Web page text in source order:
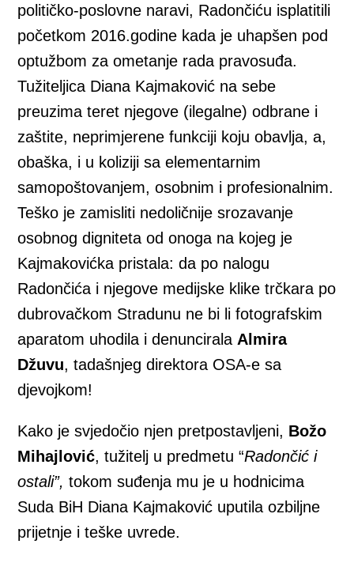
političko-poslovne naravi, Radončiću isplatitili
početkom 2016.godine kada je uhapšen pod
optužbom za ometanje rada pravosuđa.
Tužiteljica Diana Kajmaković na sebe
preuzima teret njegove (ilegalne) odbrane i
zaštite, neprimjerene funkciji koju obavlja, a,
obaška, i u koliziji sa elementarnim
samopoštovanjem, osobnim i profesionalnim.
Teško je zamisliti nedoličnije srozavanje
osobnog digniteta od onoga na kojeg je
Kajmakovićka pristala: da po nalogu
Radončića i njegove medijske klike trčkara po
dubrovačkom Stradunu ne bi li fotografskim
aparatom uhodila i denuncirala Almira
Džuvu, tadašnjeg direktora OSA-e sa
djevojkom!
Kako je svjedočio njen pretpostavljeni, Božo
Mihajlović, tužitelj u predmetu “Radončić i
ostali”, tokom suđenja mu je u hodnicima
Suda BiH Diana Kajmaković uputila ozbiljne
prijetnje i teške uvrede.